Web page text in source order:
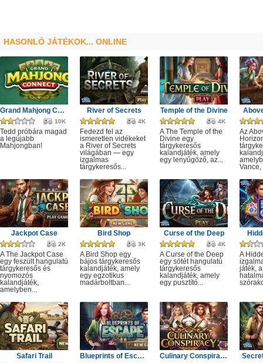
HASONLÓ JÁTÉKOK... ONLINE
Grand Mahjong Connect
10K
Tedd próbára magad
a legújabb
Mahjongban!
River of Secrets
4K
Fedezd fel az
ismeretlen vidékeket
a River of Secrets
világában — egy
izgalmas
tárgykeresős...
Temple of the Divine
4K
A The Temple of the
Divine egy
tárgykeresős
kalandjáték, amely
egy lenyűgöző, az...
Az
Vance,
Jackpot Case
2K
A The Jackpot Case
egy feszült hangulatú
tárgykeresős és
nyomozós
kalandjáték,
amelyben...
Bird Shop
3K
A Bird Shop egy
bájos tárgykeresős
kalandjáték, amely
egy egzotikus
madárboltban...
Curse of the Deep
4K
A Curse of the Deep
egy sötét hangulatú
tárgykeresős
kalandjáték, amely
egy pusztító...
A
játék,
Safari Trail Blueprints of Escape Culinary Conspiracy